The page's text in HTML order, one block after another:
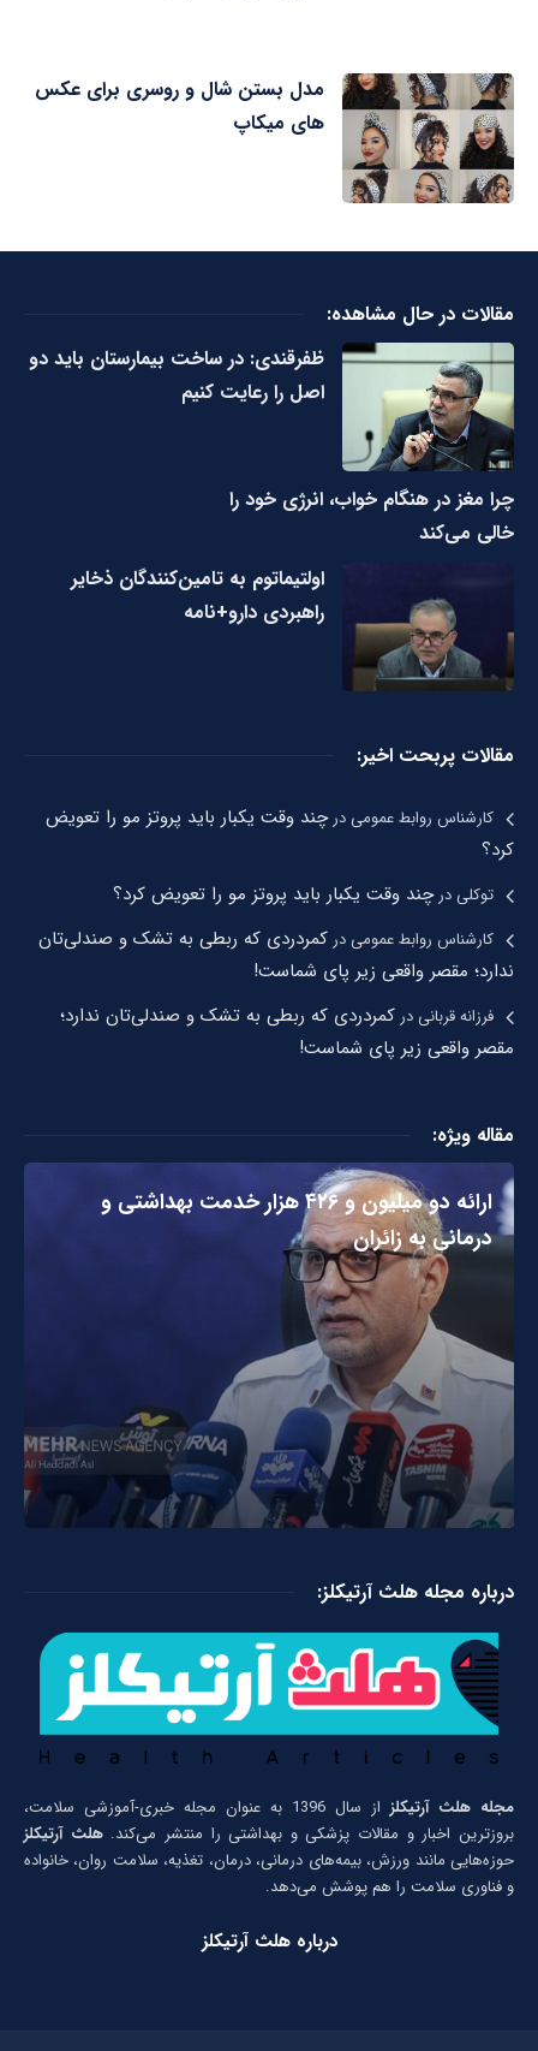
مدل بستن شال و روسری برای عکس
های میکاپ
مقالات در حال مشاهده:
ظفرقندی: در ساخت بیمارستان باید دو
اصل را رعایت کنیم
چرا مغز در هنگام خواب، انرژی خود را
خالی می‌کند
اولتیماتوم به تامین‌کنندگان ذخایر
راهبردی دارو+نامه
مقالات پربحت اخیر:
کارشناس روابط عمومیدرچند وقت یکبار باید پروتز مو را تعویض
کرد؟
توکلیدرچند وقت یکبار باید پروتز مو را تعویض کرد؟
کارشناس روابط عمومیدر کمردردی که ربطی به تشک و صندلی‌تان
ندارد؛ مقصر واقعی زیر پای شماست!
فرزانه قربانیدر کمردردی که ربطی به تشک و صندلی‌تان ندارد؛
مقصر واقعی زیر پای شماست!
مقاله ویژه:
ارائه دو میلیون و ۴۲۶ هزار خدمت بهداشتی و
درمانی به زائران
درباره مجله هلث آرتیکلز:
مجله هلث آرتیکلز
از سال 1396 به عنوان مجله خبری-آموزشی سلامت،
بروزترین اخبار و مقالات پزشکی و بهداشتی را منتشر می‌کند.هلث آرتیکلز
حوزه‌هایی مانند ورزش، بیمه‌های درمانی، درمان، تغذیه، سلامت روان، خانواده
و فناوری سلامت را هم پوشش می‌دهد.
درباره هلث آرتیکلز